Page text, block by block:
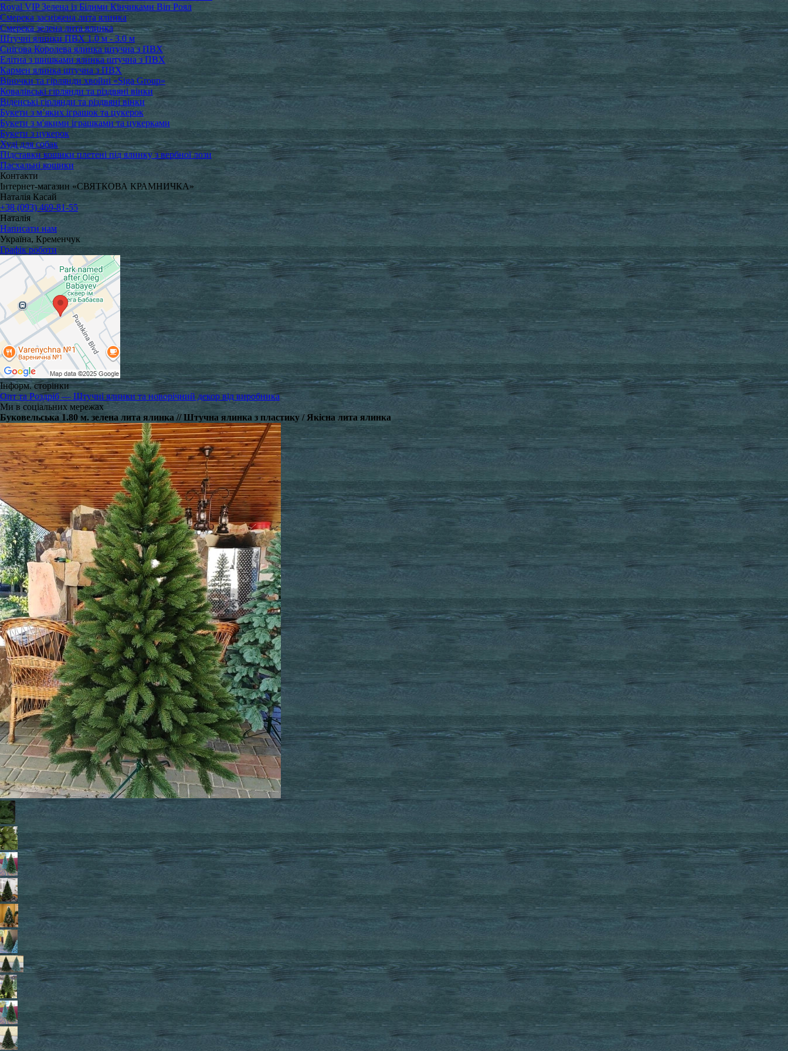
Royal VIP Зелена із Білими Кінчиками Віп Роял
Смерека засніжена лита ялинка
Смерека зелена лита ялинка
Штучні ялинки ПВХ 1.0 м - 3.0 м
Снігова Королева ялинка штучна з ПВХ
Елітна з шишками ялинка штучна з ПВХ
Кармен ялинка штучна з ПВХ
Віночки та гірлянди хвойні «Siga Group»
Ковалівські гірлянди та різдвяні вінки
Віденські гірлянди та різдвяні вінки
Букети з м’яких іграшок та цукерок
Букети з м'якими іграшками та цукерками
Букети з цукерок
Худі для собак
Підставки кошики плетені під ялинку з вербної лози
Пасхальні кошики
Контакти
Інтернет-магазин «СВЯТКОВА КРАМНИЧКА»
Наталія Касай
+38 (093) 469-81-55
Наталія
Написати нам
Україна, Кременчук
Графік роботи
Інформ. сторінки
Опт та Роздріб — Штучні ялинки та новорічний декор від виробника
Ми в соціальних мережах
Буковельська 1.80 м. зелена лита ялинка // Штучна ялинка з пластику / Якісна лита ялинка